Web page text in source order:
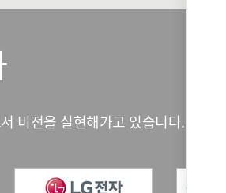
비전을 실현해가고 있습니다.